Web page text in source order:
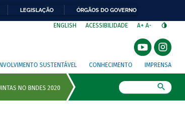
LEGISLAÇÃO ÓRGÃOS DO GOVERNO
ENGLISH ACESSIBILIDADE A+ A-
SUSTENTÁVEL CONHECIMENTO IMPRENSA